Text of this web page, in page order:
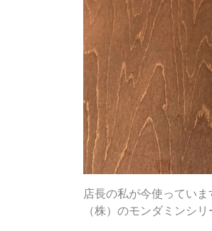
店長の私が今使ってい
（株）のモンダミンシ